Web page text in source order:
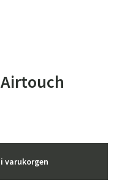
varukorgen